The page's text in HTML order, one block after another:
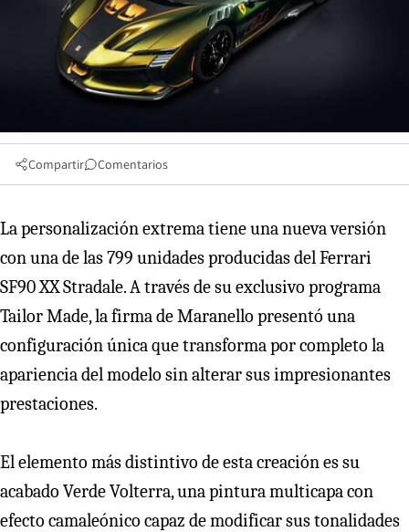
Compartir Comentarios
La personalización extrema tiene una nueva versión
con una de las 799 unidades producidas del Ferrari
SF90 XX Stradale. A través de su exclusivo programa
Tailor Made, la firma de Maranello presentó una
configuración única que transforma por completo la
apariencia del modelo sin alterar sus impresionantes
prestaciones.
El elemento más distintivo de esta creación es su
acabado Verde Volterra, una pintura multicapa con
efecto camaleónico capaz de modificar sus tonalidades